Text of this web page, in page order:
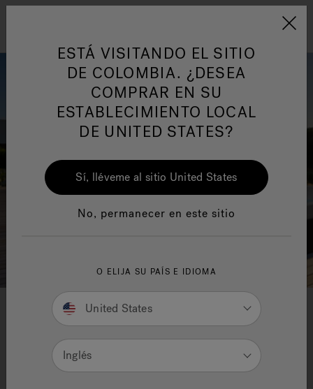
Jacuzzi&reg; Latin
Responsabilidad Social
HIDROMASAJE
SPAS DE NATACIÓN DE
CALIDAD
ESTÁ VISITANDO EL SITIO
DE COLOMBIA. ¿DESEA
COMPRAR EN SU
ESTABLECIMIENTO LOCAL
DE UNITED STATES?
Sí, lléveme al sitio United States
No, permanecer en este sitio
O ELIJA SU PAÍS E IDIOMA
United States
Inglés